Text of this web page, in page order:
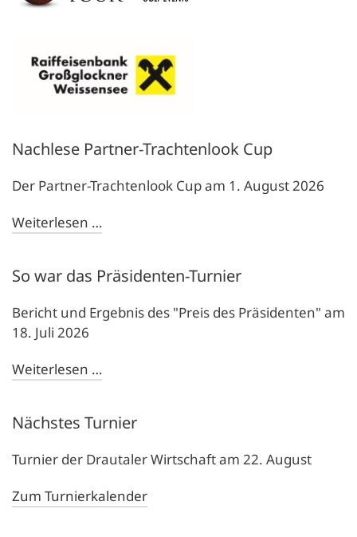
Nachlese Partner-Trachtenlook Cup
Der Partner-Trachtenlook Cup am 1. August 2026
Weiterlesen …
So war das Präsidenten-Turnier
Bericht und Ergebnis des "Preis des Präsidenten" am
18. Juli 2026
Weiterlesen …
Nächstes Turnier
Turnier der Drautaler Wirtschaft am 22. August
Zum Turnierkalender